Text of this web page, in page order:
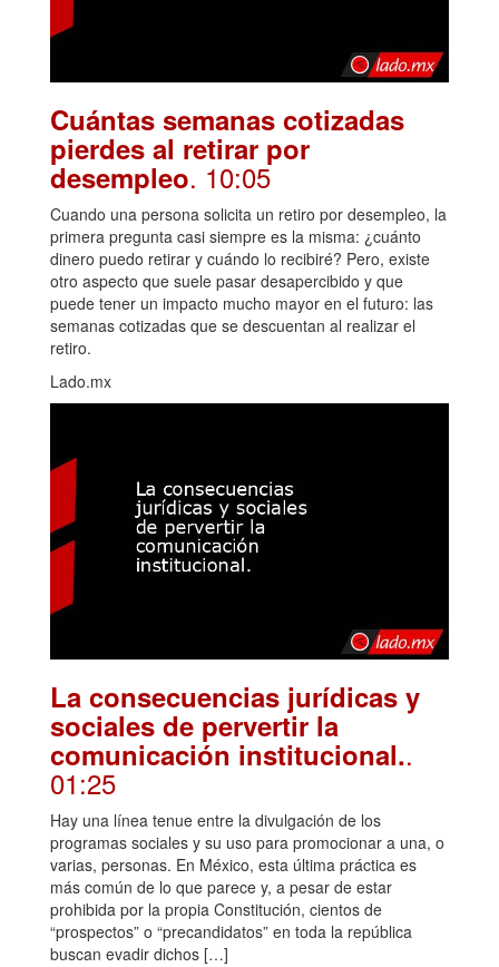
Cuántas semanas cotizadas
pierdes al retirar por
desempleo. 10:05
Cuando una persona solicita un retiro por desempleo, la
primera pregunta casi siempre es la misma: ¿cuánto
dinero puedo retirar y cuándo lo recibiré? Pero, existe
otro aspecto que suele pasar desapercibido y que
puede tener un impacto mucho mayor en el futuro: las
semanas cotizadas que se descuentan al realizar el
retiro.
Lado.mx
La consecuencias jurídicas y
sociales de pervertir la
comunicación institucional..
01:25
Hay una línea tenue entre la divulgación de los
programas sociales y su uso para promocionar a una, o
varias, personas. En México, esta última práctica es
más común de lo que parece y, a pesar de estar
prohibida por la propia Constitución, cientos de
“prospectos” o “precandidatos” en toda la república
buscan evadir dichos […]